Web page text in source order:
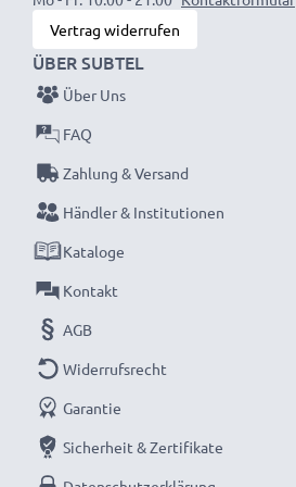
Vertrag widerrufen
ÜBER SUBTEL
Über Uns
FAQ
Zahlung & Versand
Händler & Institutionen
Kataloge
Kontakt
AGB
Widerrufsrecht
Garantie
Sicherheit & Zertifikate